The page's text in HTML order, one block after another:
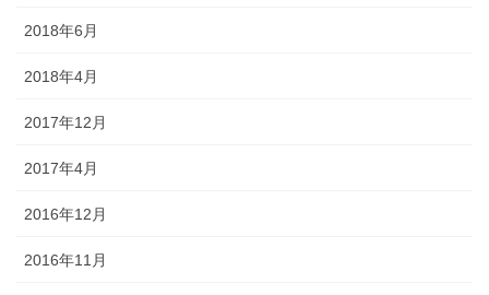
2018年6月
2018年4月
2017年12月
2017年4月
2016年12月
2016年11月